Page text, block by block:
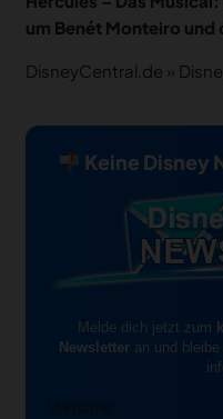
um Benét Monteiro und
DisneyCentral.de »
Keine Disney
Melde dich jetzt zum
Newsletteran und bleibe
Vorname